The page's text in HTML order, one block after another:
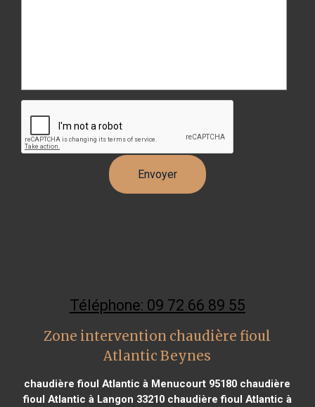
Téléphone: 09 72 66 89 55
Zone intervention chaudière fioul
Atlantic Beynes
chaudière fioul Atlantic à Menucourt 95180 chaudière
fioul Atlantic à Langon 33210chaudière fioul Atlantic à